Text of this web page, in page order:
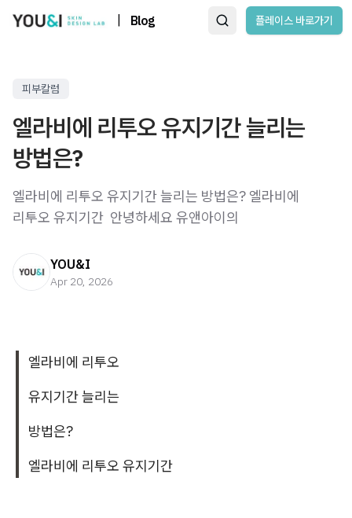
Blog 플레이스 바로가기
피부칼럼
엘라비에 리투오 유지기간 늘리는
방법은?
엘라비에 리투오 유지기간 늘리는 방법은? 엘라비에
리투오 유지기간 ​ 안녕하세요 유앤아이의
YOU&I
Apr 20, 2026
엘라비에 리투오
유지기간 늘리는
방법은?
엘라비에 리투오 유지기간